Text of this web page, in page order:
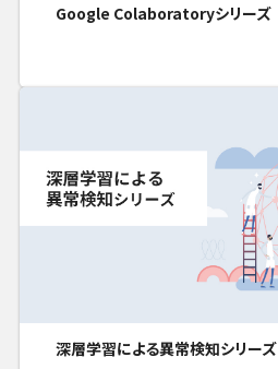
Google Colaboratoryシリーズ
深層学習による異常検知シリーズ